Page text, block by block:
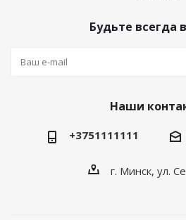
Будьте всегда
Наши
+3751111111
г. Минск, ул.